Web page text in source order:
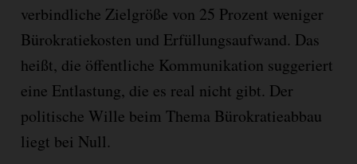
verbindliche Zielgröße von 25 Prozent weniger
Bürokratiekosten und Erfüllungsaufwand. Das
heißt, die öffentliche Kommunikation suggeriert
eine Entlastung, die es real nicht gibt. Der
politische Wille beim Thema Bürokratieabbau
liegt bei Null.